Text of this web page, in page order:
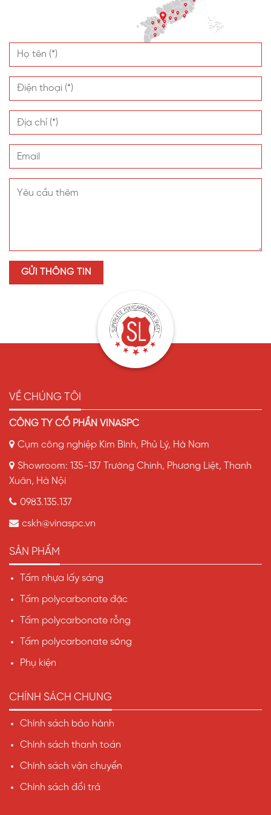
nhà trường. Mái che còn tạo không gian vui chơi thoải
mái không lo nắng nóng cho trẻ nhỏ, đáp ứng yêu cầu
Đặc biệt, VINASPC cam kết bảo hành lên tới 10 năm
cho các dự án được thi công đúng kỹ thuật, đảm bảo
mang đến sự an tâm cho khách hàng khi sử dụng sản
VINASPC là đơn vị sản xuất và phân phối tấm nhựa
VINASPC luôn đáp ứng được các yêu cầu về chất lượng
nhờ làm từ 100% hạt nhựa nguyên sinh nhập khẩu cùng
Công ty Cổ phần VINASPC
Công ty Cổ phần VINASPC với hơn 18 năm kinh nghiệm,
hiện đang là nhà máy sản xuất tấm nhựa lấy sáng quy mô
VỀ CHÚNG TÔI
CÔNG TY CỔ PHẦN VINASPC
Cụm công nghiệp Kim Bình, Phủ Lý, Hà Nam
Showroom: 135-137 Trường Chinh, Phương Liệt, Thanh
Xuân, Hà Nội
0983.135.137
cskh@vinaspc.vn
SẢN PHẨM
Tấm nhựa lấy sáng
Tấm polycarbonate đặc
Tấm polycarbonate rỗng
Tấm polycarbonate sóng
Phụ kiện
CHÍNH SÁCH CHUNG
Chính sách bảo hành
Chính sách thanh toán
Chính sách vận chuyển
Chính sách đổi trả